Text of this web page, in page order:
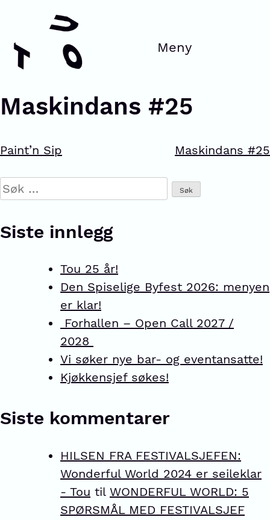
Maskindans #25
Paint’n Sip Maskindans #25
Siste innlegg
Tou 25 år!
Den Spiselige Byfest 2026: menyen
er klar!
Forhallen – Open Call 2027 /
2028
Vi søker nye bar- og eventansatte!
Kjøkkensjef søkes!
Siste kommentarer
HILSEN FRA FESTIVALSJEFEN:
Wonderful World 2024 er seileklar
- Tou til WONDERFUL WORLD: 5
SPØRSMÅL MED FESTIVALSJEF